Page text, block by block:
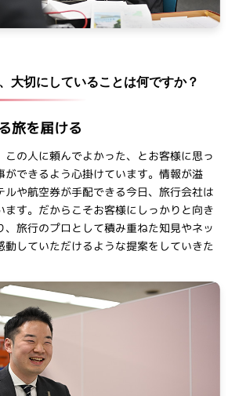
大切にしていることは何ですか？
旅を届ける
この人に頼んでよかった、とお客様に思っ
ができるよう心掛けています。情報が溢
ルや航空券が手配できる今日、旅行会社は
ます。だからこそお客様にしっかりと向き
、旅行のプロとして積み重ねた知見やネッ
動していただけるような提案をしていきた